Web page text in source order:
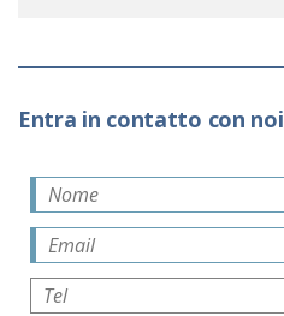
Entra in contatto con noi